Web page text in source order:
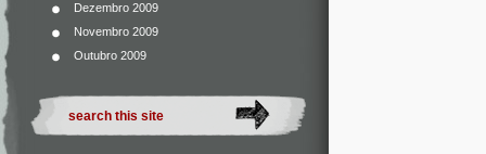
Dezembro 2009
Novembro 2009
Outubro 2009